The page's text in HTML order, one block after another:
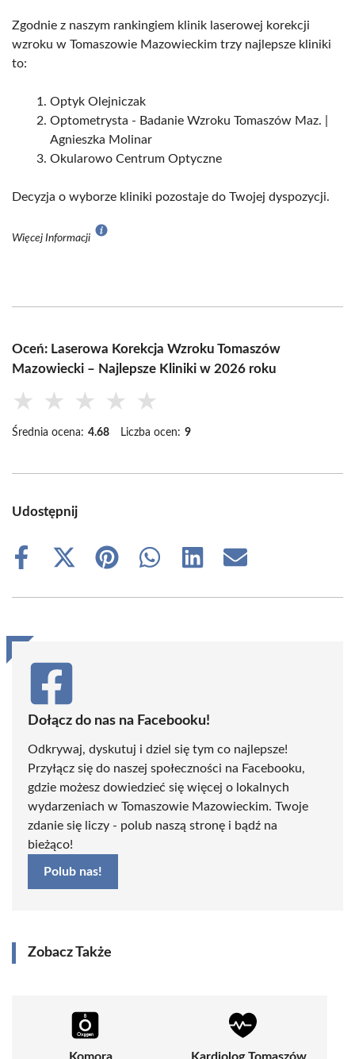
Zgodnie z naszym rankingiem klinik laserowej korekcji
wzroku w Tomaszowie Mazowieckim trzy najlepsze kliniki
to:
Optyk Olejniczak
Optometrysta - Badanie Wzroku Tomaszów Maz. |
Agnieszka Molinar
Okularowo Centrum Optyczne
Decyzja o wyborze kliniki pozostaje do Twojej dyspozycji.
Więcej Informacji
Oceń: Laserowa Korekcja Wzroku Tomaszów
Mazowiecki – Najlepsze Kliniki w 2026 roku
★ ★ ★ ★ ★
Średnia ocena: 4.68 Liczba ocen: 9
Udostępnij
Share
Share
(Twitter)
Share
Share
Share
Share
Dołącz do nas na Facebooku!
Odkrywaj, dyskutuj i dziel się tym co najlepsze!
Przyłącz się do naszej społeczności na Facebooku,
gdzie możesz dowiedzieć się więcej o lokalnych
wydarzeniach w Tomaszowie Mazowieckim. Twoje
zdanie się liczy - polub naszą stronę i bądź na
bieżąco!
Polub nas!
Zobacz Także